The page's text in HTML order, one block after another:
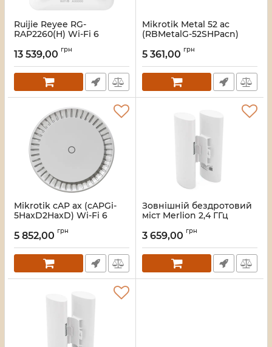
Ruijie Reyee RG-
RAP2260(H) Wi-Fi 6
доступу
Артикул:16_111897
13 539,00 грн
Mikrotik Metal 52 ac
(RBMetalG-52SHPacn)
Артикул:16_109945
5 361,00 грн
Mikrotik cAP ax (cAPGi-
5HaxD2HaxD) Wi-Fi 6
Артикул:16_109943
5 852,00 грн
Зовнішній бездротовий
міст Merlion 2,4 ГГц
DC12-24V, POE 24V, 2xRJ45
Артикул:41752
3 659,00 грн